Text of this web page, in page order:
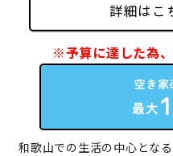
詳細はこ
※予算に達した為、
和歌山での生活の中心とな